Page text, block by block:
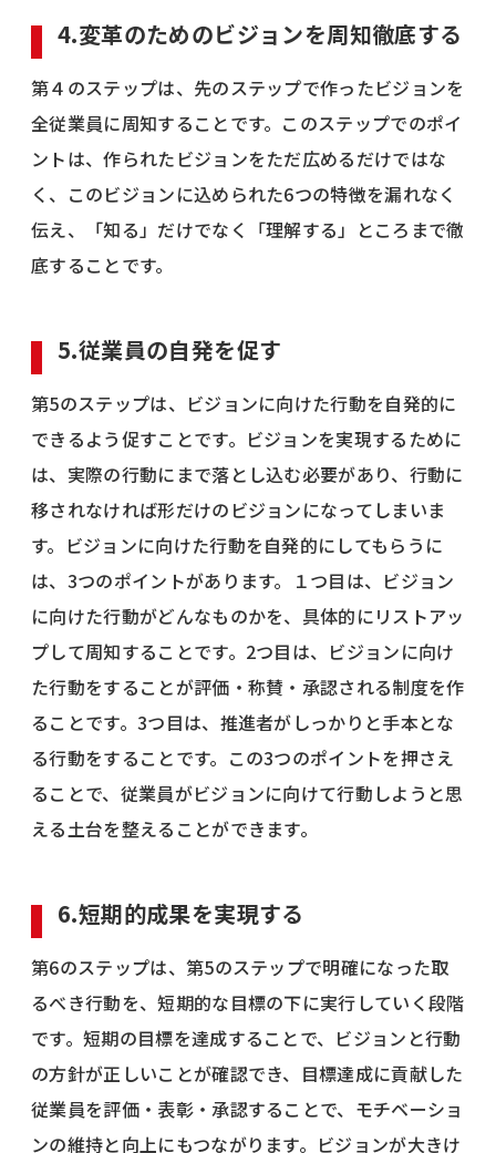
4.変革のためのビジョンを周知徹底する
第４のステップは、先のステップで作ったビジョンを
全従業員に周知することです。このステップでのポイ
ントは、作られたビジョンをただ広めるだけではな
く、このビジョンに込められた6つの特徴を漏れなく
伝え、「知る」だけでなく「理解する」ところまで徹
底することです。
5.従業員の自発を促す
第5のステップは、ビジョンに向けた行動を自発的に
できるよう促すことです。ビジョンを実現するために
は、実際の行動にまで落とし込む必要があり、行動に
移されなければ形だけのビジョンになってしまいま
す。ビジョンに向けた行動を自発的にしてもらうに
は、3つのポイントがあります。１つ目は、ビジョン
に向けた行動がどんなものかを、具体的にリストアッ
プして周知することです。2つ目は、ビジョンに向け
た行動をすることが評価・称賛・承認される制度を作
ることです。3つ目は、推進者がしっかりと手本とな
る行動をすることです。この3つのポイントを押さえ
ることで、従業員がビジョンに向けて行動しようと思
える土台を整えることができます。
6.短期的成果を実現する
第6のステップは、第5のステップで明確になった取
るべき行動を、短期的な目標の下に実行していく段階
です。短期の目標を達成することで、ビジョンと行動
の方針が正しいことが確認でき、目標達成に貢献した
従業員を評価・表彰・承認することで、モチベーショ
ンの維持と向上にもつながります。ビジョンが大きけ